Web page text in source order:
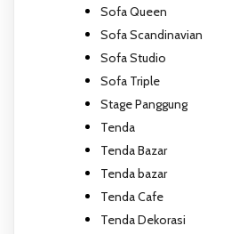
Sofa Queen
Sofa Scandinavian
Sofa Studio
Sofa Triple
Stage Panggung
Tenda
Tenda Bazar
Tenda bazar
Tenda Cafe
Tenda Dekorasi